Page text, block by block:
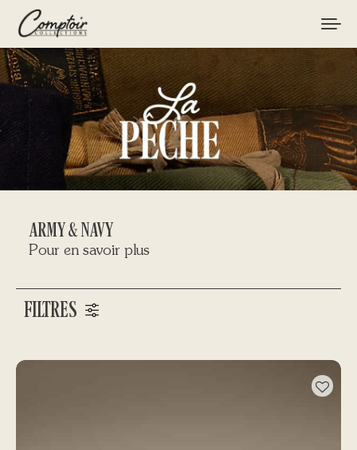
MATÉRIEL
PÊCHES
MARQUES
ARMY & NAVY
Pour en savoir plus
FILTRES